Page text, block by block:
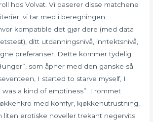
hos Volvat. Vi baserer disse matchene
vi tar med i beregningen
kompatible det gjør dere (med data
ditt utdanningsnivå, inntektsnivå,
preferanser. Dette kommer tydelig
som åpner med den ganske så
I started to starve myself, I
a kind of emptiness”. I rommet
med komfyr, kjøkkenutrustning,
liten erotiske noveller trekant negervits